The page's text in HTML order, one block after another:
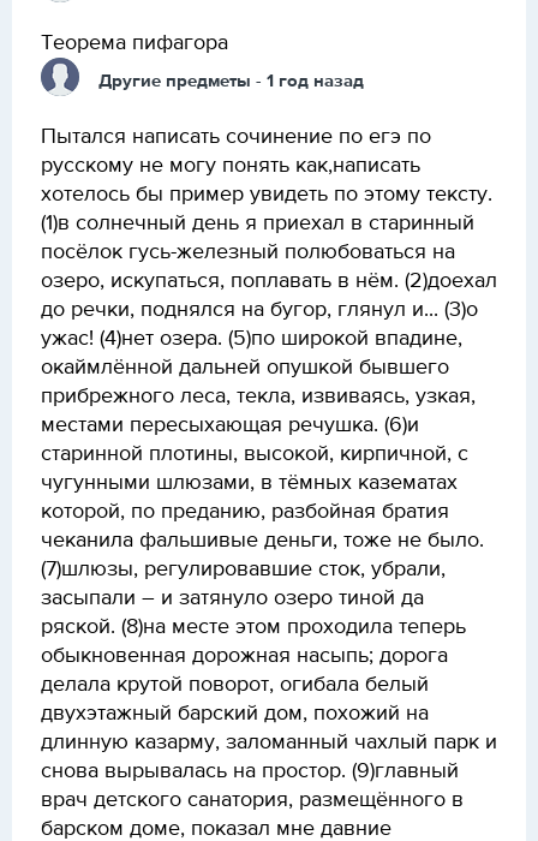
Теорема пифагора
Другие предметы - 1 год назад
Пытался написать сочинение по егэ по
русскому не могу понять как,написать
хотелось бы пример увидеть по этому тексту.
(1)в солнечный день я приехал в старинный
посёлок гусь-железный полюбоваться на
озеро, искупаться, поплавать в нём. (2)доехал
до речки, поднялся на бугор, глянул и... (3)о
ужас! (4)нет озера. (5)по широкой впадине,
окаймлённой дальней опушкой бывшего
прибрежного леса, текла, извиваясь, узкая,
местами пересыхающая речушка. (6)и
старинной плотины, высокой, кирпичной, с
чугунными шлюзами, в тёмных казематах
которой, по преданию, разбойная братия
чеканила фальшивые деньги, тоже не было.
(7)шлюзы, регулировавшие сток, убрали,
засыпали – и затянуло озеро тиной да
ряской. (8)на месте этом проходила теперь
обыкновенная дорожная насыпь; дорога
делала крутой поворот, огибала белый
двухэтажный барский дом, похожий на
длинную казарму, заломанный чахлый парк и
снова вырывалась на простор. (9)главный
врач детского санатория, размещённого в
барском доме, показал мне давние